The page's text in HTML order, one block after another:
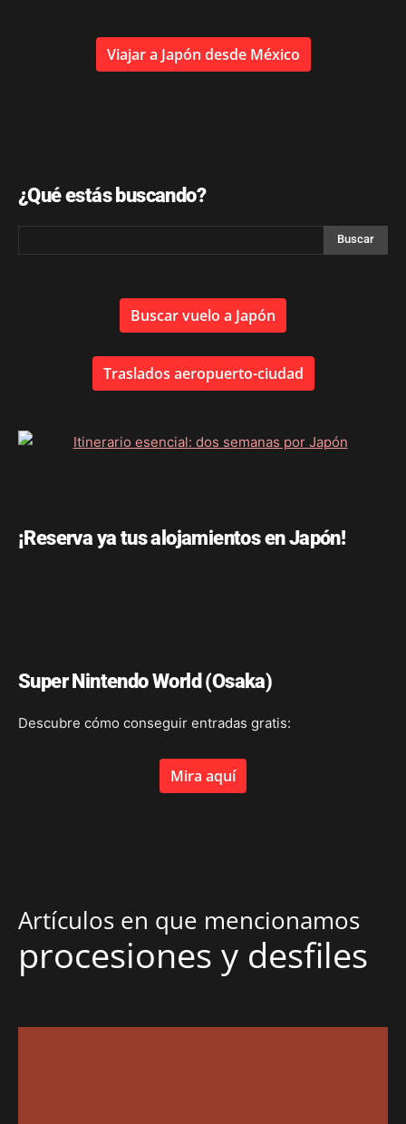
Viajar a Japón desde México
¿Qué estás buscando?
Buscar vuelo a Japón
Traslados aeropuerto-ciudad
¡Reserva ya tus alojamientos en Japón!
Super Nintendo World (Osaka)
Descubre cómo conseguir entradas gratis:
Mira aquí
Artículos en que mencionamos
procesiones y desfiles